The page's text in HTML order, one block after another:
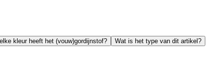
kleur heeft het (vouw)gordijnstof? Wat is het type van dit artikel?